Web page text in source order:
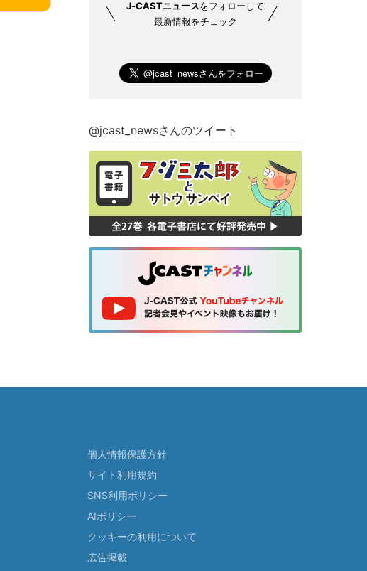
J-CASTニュースをフォローして
最新情報をチェック
@jcast_newsさんのツイート
個人情報保護方針
サイト利用規約
SNS利用ポリシー
AIポリシー
クッキーの利用について
広告掲載